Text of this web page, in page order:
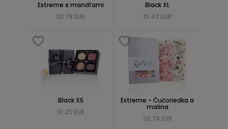
Extreme s mandľami
30.78 EUR
Black XL
15.47 EUR
Black XS
10.25 EUR
Extreme - Čučoriedka a
malina
30.78 EUR